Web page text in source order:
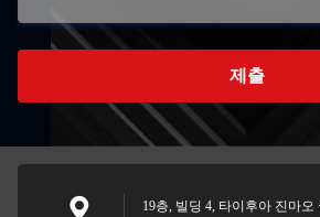
제출
19층, 빌딩 4, 타이후아 진마오